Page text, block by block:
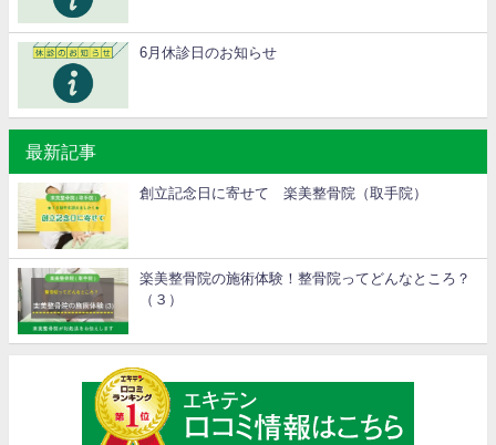
6月休診日のお知らせ
最新記事
創立記念日に寄せて 楽美整骨院（取手院）
楽美整骨院の施術体験！整骨院ってどんなところ？
（３）